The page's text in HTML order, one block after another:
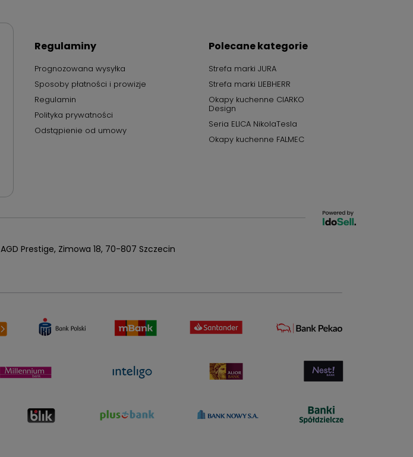
Regulaminy
Prognozowana wysyłka
Sposoby płatności i prowizje
Regulamin
Polityka prywatności
Odstąpienie od umowy
Polecane kategorie
Strefa marki JURA
Strefa marki LIEBHERR
Okapy kuchenne CIARKO
Design
Seria ELICA NikolaTesla
Okapy kuchenne FALMEC
AGD Prestige, Zimowa 18, 70-807 Szczecin